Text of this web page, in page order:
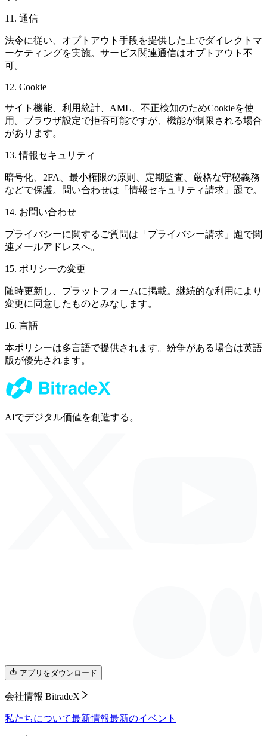
11. 通信
法令に従い、オプトアウト手段を提供した上でダイレクトマ
ーケティングを実施。サービス関連通信はオプトアウト不
可。
12. Cookie
サイト機能、利用統計、AML、不正検知のためCookieを使
用。ブラウザ設定で拒否可能ですが、機能が制限される場合
があります。
13.情報セキュリティ
暗号化、2FA、最小権限の原則、定期監査、厳格な守秘義務
などで保護。問い合わせは「情報セキュリティ請求」題で。
14. お問い合わせ
プライバシーに関するご質問は「プライバシー請求」題で関
連メールアドレスへ。
15. ポリシーの変更
随時更新し、プラットフォームに掲載。継続的な利用により
変更に同意したものとみなします。
16. 言語
本ポリシーは多言語で提供されます。紛争がある場合は英語
版が優先されます。
AIでデジタル価値を創造する。
アプリをダウンロード
会社情報 BitradeX
私たちについて最新情報最新のイベント